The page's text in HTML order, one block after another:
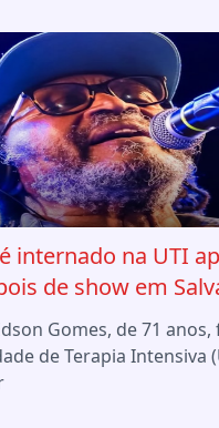
internado na UTI
de show em
Gomes, de 71 anos,
de Terapia Intensiva